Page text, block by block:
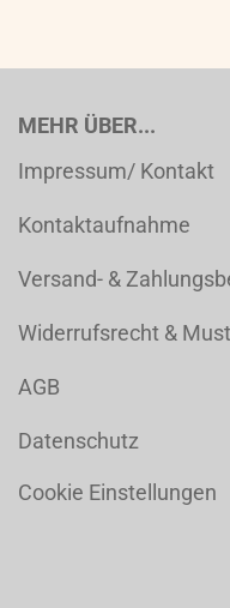
MEHR ÜBER...
Impressum/ Kontakt
Kontaktaufnahme
Versand- &
Widerrufsrecht &
AGB
Datenschutz
Cookie Einstellungen